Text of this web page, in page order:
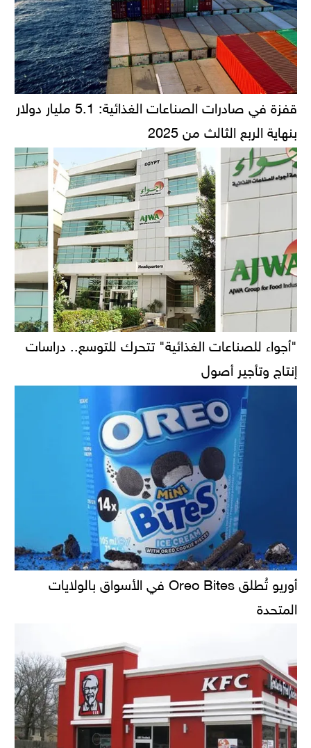
قفزة في صادرات الصناعات الغذائية: 5.1 مليار دولار
بنهاية الربع الثالث من 2025
"أجواء للصناعات الغذائية" تتحرك للتوسع.. دراسات
إنتاج وتأجير أصول
أوريو تُطلق Oreo Bites في الأسواق بالولايات
المتحدة